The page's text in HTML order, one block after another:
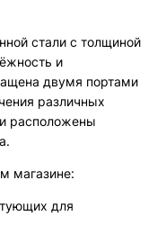
стали с толщиной
и
двумя портами
различных
расположены
магазине:
для